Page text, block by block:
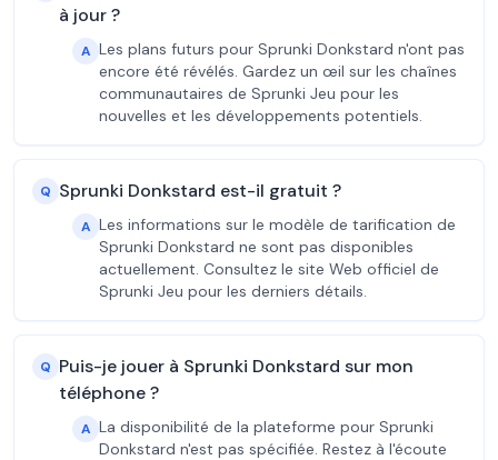
à jour ?
A Les plans futurs pour Sprunki Donkstard n'ont pas
encore été révélés. Gardez un œil sur les chaînes
communautaires de Sprunki Jeu pour les
nouvelles et les développements potentiels.
Q Sprunki Donkstard est-il gratuit ?
A Les informations sur le modèle de tarification de
Sprunki Donkstard ne sont pas disponibles
actuellement. Consultez le site Web officiel de
Sprunki Jeu pour les derniers détails.
Q Puis-je jouer à Sprunki Donkstard sur mon
téléphone ?
A La disponibilité de la plateforme pour Sprunki
Donkstard n'est pas spécifiée. Restez à l'écoute